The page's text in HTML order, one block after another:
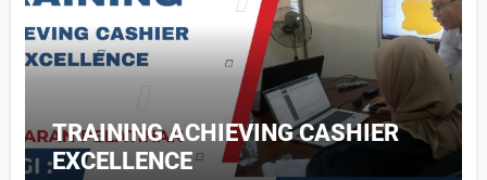
TRAINING ACHIEVING CASHIER
EXCELLENCE